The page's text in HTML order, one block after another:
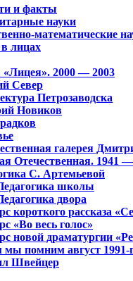
и факты
науки
математические
лицах
2000 — 2003
Север
Петрозаводска
Новиков
галерея
Отечественная. 1941
С. Артемьевой
школы
двора
короткого рассказа
«Во весь голос»
новой драматургии
мы помним август
Швейцер